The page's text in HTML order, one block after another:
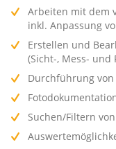
Arbeiten mit dem
inkl. Anpassung
Erstellen und
(Sicht-, Mess-
Durchführung
Suchen/Filtern